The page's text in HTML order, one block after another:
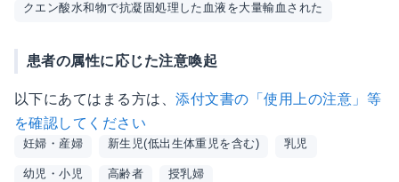
クエン酸水和物で抗凝固処理した血液を大量輸血された
患者の属性に応じた注意喚起
以下にあてはまる方は、添付文書の「使用上の注意」等
を確認してください
妊婦・産婦 新生児(低出生体重児を含む) 乳児
幼児・小児 高齢者 授乳婦